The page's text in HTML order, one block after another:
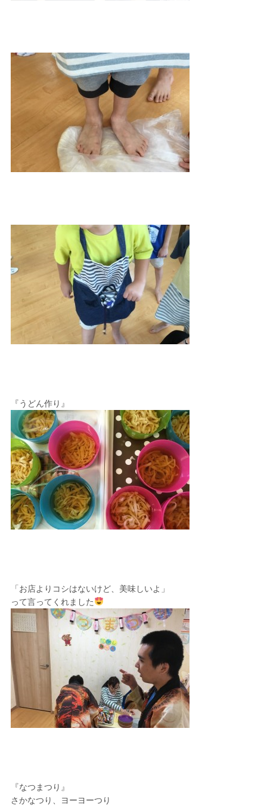
『うどん作り』
「お店よりコシはないけど、美味しいよ」
って言ってくれました
『なつまつり』
さかなつり、ヨーヨーつり